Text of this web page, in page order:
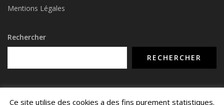
Mentions Légales
Rechercher
RECHERCHER
Ce site utilise des cookies a des fins purement statistiques.